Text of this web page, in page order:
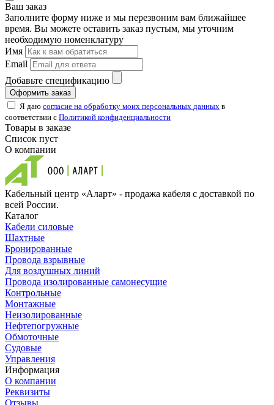
Ваш заказ
Заполните форму ниже и мы перезвоним вам ближайшее
время. Вы можете оставить заказ пустым, мы уточним
необходимую номенклатуру
Имя
Email
Добавьте спецификацию
Оформить заказ
Я даю согласие на обработку моих персональных данных в
соответствии с Политикой конфиденциальности
Товары в заказе
Список пуст
О компании
Кабельный центр «Аларт» - продажа кабеля с доставкой по
всей России.
Каталог
Кабели силовые
Шахтные
Бронированные
Провода взрывные
Для воздушных линий
Провода изолированные самонесущие
Контрольные
Монтажные
Неизолированные
Нефтепогружные
Обмоточные
Судовые
Управления
Информация
О компании
Реквизиты
Отзывы